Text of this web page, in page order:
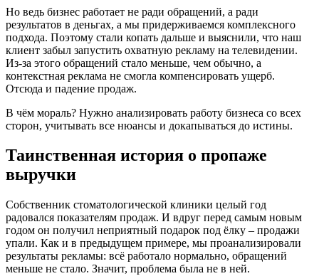
Но ведь бизнес работает не ради обращений, а ради
результатов в деньгах, а мы придерживаемся комплексного
подхода. Поэтому стали копать дальше и выяснили, что наш
клиент забыл запустить охватную рекламу на телевидении.
Из-за этого обращений стало меньше, чем обычно, а
контекстная реклама не смогла компенсировать ущерб.
Отсюда и падение продаж.
В чём мораль? Нужно анализировать работу бизнеса со всех
сторон, учитывать все нюансы и докапываться до истины.
Таинственная история о пропаже
выручки
Собственник стоматологической клиники целый год
радовался показателям продаж. И вдруг перед самым новым
годом он получил неприятный подарок под ёлку – продажи
упали. Как и в предыдущем примере, мы проанализировали
результаты рекламы: всё работало нормально, обращений
меньше не стало. Значит, проблема была не в ней.